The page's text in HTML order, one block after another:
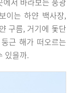
이는 하얀 백사장,
구름, 거기에 돛단
근 해가 떠오르는
있을까.